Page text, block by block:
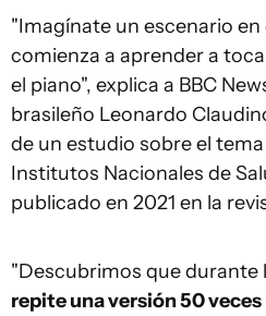
"Imagínate un escenario
comienza a aprender a
el piano", explica a BBC
brasileño Leonardo
de un estudio sobre el
Institutos Nacionales de
publicado en 2021 en la
"Descubrimos que durante
repite una versión 50